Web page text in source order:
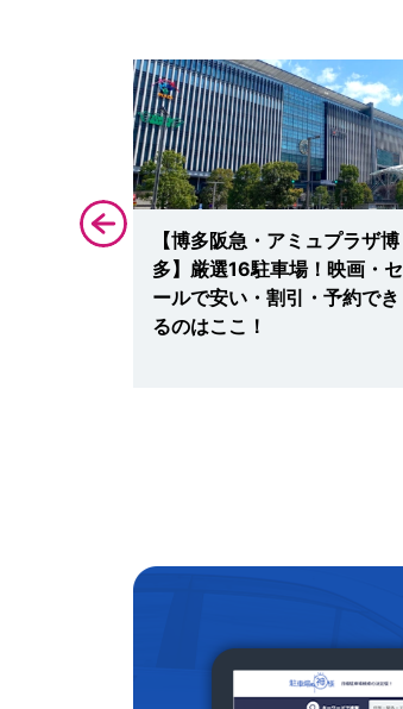
アム】駐
【博多阪急・アミュプラザ博
多】厳選16駐車場！映画・セ
ールで安い・割引・予約でき
るのはここ！